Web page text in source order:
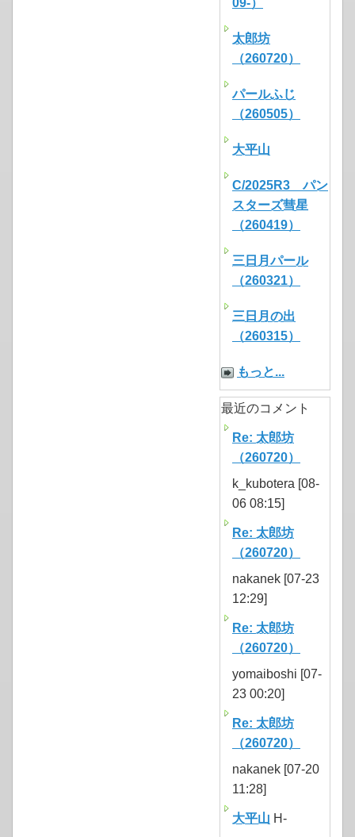
09-）
太郎坊
（260720）
パールふじ
（260505）
大平山
C/2025R3 パン
スターズ彗星
（260419）
三日月パール
（260321）
三日月の出
（260315）
もっと...
最近のコメント
Re: 太郎坊
（260720）
k_kubotera [08-
06 08:15]
Re: 太郎坊
（260720）
nakanek [07-23
12:29]
Re: 太郎坊
（260720）
yomaiboshi [07-
23 00:20]
Re: 太郎坊
（260720）
nakanek [07-20
11:28]
大平山 H-